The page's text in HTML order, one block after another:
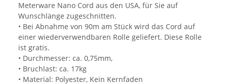
Meterware Nano Cord aus den USA, für Sie auf
Wunschlänge zugeschnitten.
• Bei Abnahme von 90m am Stück wird das Cord auf
einer wiederverwendbaren Rolle geliefert. Diese Rolle
ist gratis.
• Durchmesser: ca. 0,75mm,
• Bruchlast: ca. 17kg
• Material: Polyester, Kein Kernfaden